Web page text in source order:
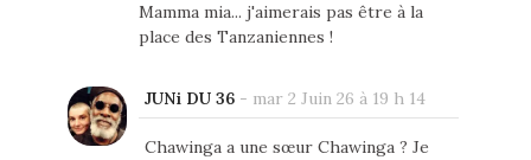
Mamma mia... j'aimerais pas être à la
place des Tanzaniennes !
JUNi DU 36- mar 2 Juin 26 à 19 h 14
Chawinga a une sœur Chawinga ? Je